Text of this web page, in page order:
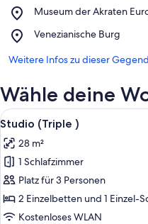
Strand
Museum der Akraten
Place,
der
Europas
Venezianische Burg
Place,
Burg
Weitere Infos zu dieser Gegend
Wähle deine
Alle
Fotos
für
Studio
(Triple
)
anzeigen
29
Studio (Triple )
28 m²
1 Schlafzimmer
Platz für 3 Personen
2 Einzelbetten und 1 Einzel-
Kostenloses WLAN